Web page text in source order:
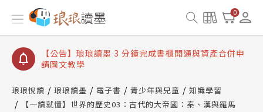
0
【公告】琅琅讀墨數位閱讀資產合併與書櫃開通申請
【公告】琅琅讀墨書櫃開通常見問題
【公告】琅琅讀墨 3 分鐘完成書櫃開通與資產合併申
請圖文教學
查詢
【公告】琅琅讀墨數位閱讀資產合併與書櫃開通申請
琅琅悅讀 琅琅讀墨 電子書 青少年與兒童
知識學習
【一讀就懂】世界的歷史03：古代的大帝國：秦、漢與羅馬